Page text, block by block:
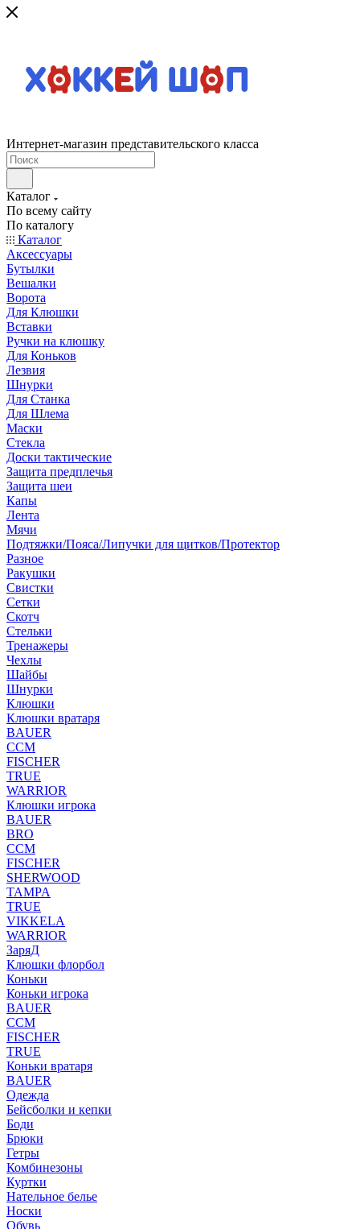
Интернет-магазин представительского класса
Каталог
По всему сайту
По каталогу
Каталог
Аксессуары
Бутылки
Вешалки
Ворота
Для Клюшки
Вставки
Ручки на клюшку
Для Коньков
Лезвия
Шнурки
Для Станка
Для Шлема
Маски
Стекла
Доски тактические
Защита предплечья
Защита шеи
Капы
Лента
Мячи
Подтяжки/Пояса/Липучки для щитков/Протектор
Разное
Ракушки
Свистки
Сетки
Скотч
Стельки
Тренажеры
Чехлы
Шайбы
Шнурки
Клюшки
Клюшки вратаря
BAUER
CCM
FISCHER
TRUE
WARRIOR
Клюшки игрока
BAUER
BRO
CCM
FISCHER
SHERWOOD
TAMPA
TRUE
VIKKELA
WARRIOR
ЗаряД
Клюшки флорбол
Коньки
Коньки игрока
BAUER
CCM
FISCHER
TRUE
Коньки вратаря
BAUER
Одежда
Бейсболки и кепки
Боди
Брюки
Гетры
Комбинезоны
Куртки
Нательное белье
Носки
Обувь